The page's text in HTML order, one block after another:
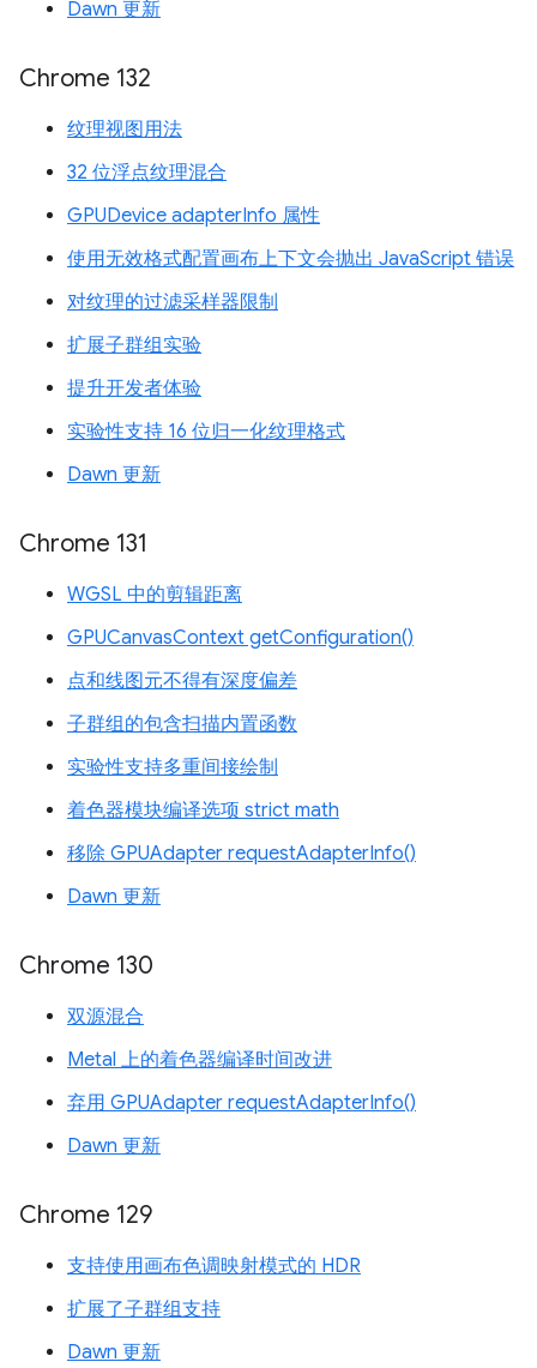
Dawn 更新
Chrome 132
纹理视图用法
32 位浮点纹理混合
GPUDevice adapterInfo 属性
使用无效格式配置画布上下文会抛出 JavaScript 错误
对纹理的过滤采样器限制
扩展子群组实验
提升开发者体验
实验性支持 16 位归一化纹理格式
Dawn 更新
Chrome 131
WGSL 中的剪辑距离
GPUCanvasContext getConfiguration()
点和线图元不得有深度偏差
子群组的包含扫描内置函数
实验性支持多重间接绘制
着色器模块编译选项 strict math
移除 GPUAdapter requestAdapterInfo()
Dawn 更新
Chrome 130
双源混合
Metal 上的着色器编译时间改进
弃用 GPUAdapter requestAdapterInfo()
Dawn 更新
Chrome 129
支持使用画布色调映射模式的 HDR
扩展了子群组支持
Dawn 更新